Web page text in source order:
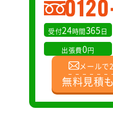
受付24時間365日
出張費0円
メールで
無料見積